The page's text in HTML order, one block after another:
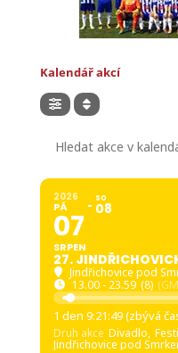
Kalendář akcí
2026
PÁ
07
SRPEN
SO
08
27.
Jindřichovice pod
13.00 - 23.59 (8)
1 den 9:21:48 (zbývá
Druh akce Divadlo,
Jindřichovice pod